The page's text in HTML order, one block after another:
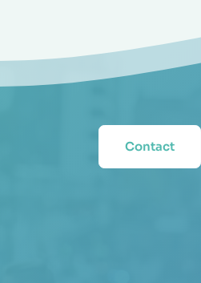
Contact